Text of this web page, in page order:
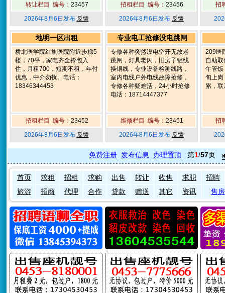
转让栏目 编号： 23457
2026年8月6日发布 反馈
招租栏目 编号： 23456
2026年8月6日发布 反馈
招
地明一区出租
桥北医学院红旗医院附近步梯5
楼，70平，家电齐全拎包入
住，月租700，短期不租，年付
优惠，中介勿扰。电话：
18346344453
招租栏目 编号： 23452
2026年8月6日发布 反馈
专业电工抢修没电跳闸
专修各种突然没电空开无故老
跳闸，灯具老闪，旧房子铝线
换铜线，专业设备检测线路，
室内电线户外电线故障抢修，
专修各种疑难活，24小时抢修
电话：18714447377
维修栏目 编号： 23451
2026年8月6日发布 反馈
209医
自助
午管
旬上岗
累，
招
免费注册 发布信息 办理置顶 第1/57页
首页 求租 招租 求购 出售 转让 收售 求职
招聘
旅游
招商 代理 合作 贷款 赠送 其它 资讯 售